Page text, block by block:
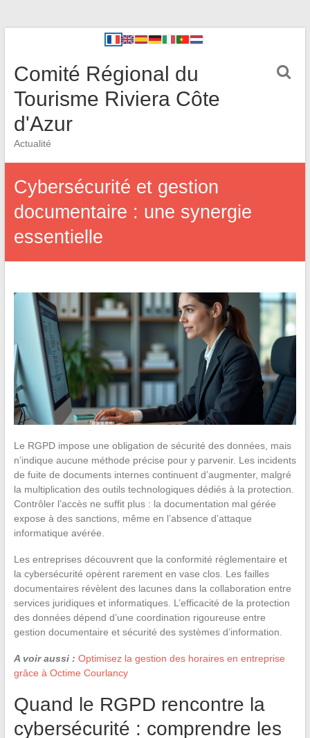
Comité Régional du
Tourisme Riviera Côte
d'Azur
Actualité
Cybersécurité et gestion
documentaire : une synergie
essentielle
Le RGPD impose une obligation de sécurité des données, mais
n’indique aucune méthode précise pour y parvenir. Les incidents
de fuite de documents internes continuent d’augmenter, malgré
la multiplication des outils technologiques dédiés à la protection.
Contrôler l’accès ne suffit plus : la documentation mal gérée
expose à des sanctions, même en l’absence d’attaque
informatique avérée.
Les entreprises découvrent que la conformité réglementaire et
la cybersécurité opèrent rarement en vase clos. Les failles
documentaires révèlent des lacunes dans la collaboration entre
services juridiques et informatiques. L’efficacité de la protection
des données dépend d’une coordination rigoureuse entre
gestion documentaire et sécurité des systèmes d’information.
A voir aussi : Optimisez la gestion des horaires en entreprise
grâce à Octime Courlancy
Quand le RGPD rencontre la
cybersécurité : comprendre les